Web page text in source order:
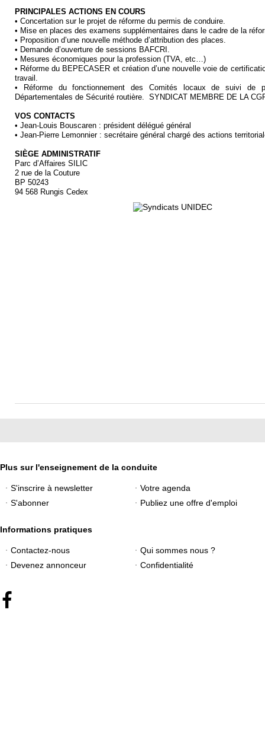
PRINCIPALES ACTIONS EN COURS
• Concertation sur le projet de réforme du permis de conduire.
• Mise en places des examens supplémentaires dans le cadre de la
• Proposition d’une nouvelle méthode d’attribution des places.
• Demande d’ouverture de sessions BAFCRI.
• Mesures économiques pour la profession (TVA, etc…)
• Réforme du BEPECASER et création d’une nouvelle voie de
travail.
• Réforme du fonctionnement des Comités locaux de suivi de
Départementales de Sécurité routière. SYNDICAT MEMBRE DE LA
VOS CONTACTS
• Jean-Louis Bouscaren : président délégué général
• Jean-Pierre Lemonnier : secrétaire général chargé des actions
SIÈGE ADMINISTRATIF
Parc d’Affaires SILIC
2 rue de la Couture
BP 50243
94 568 Rungis Cedex
Plus sur l'enseignement de la conduite
S'inscrire à newsletter
Votre agenda
S'abonner
Publiez une offre d'emploi
Informations pratiques
Contactez-nous
Qui sommes nous ?
Devenez annonceur
Confidentialité